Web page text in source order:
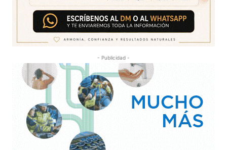
- Publicidad -